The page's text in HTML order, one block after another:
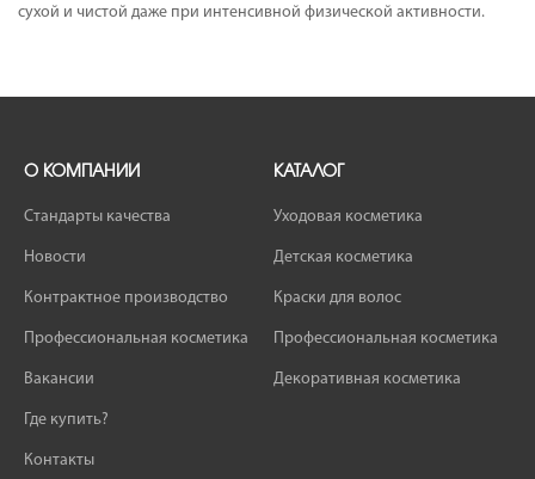
сухой и чистой даже при интенсивной физической активности.
О КОМПАНИИ
Стандарты качества
Новости
Контрактное производство
Профессиональная косметика
Вакансии
Где купить?
Контакты
КАТАЛОГ
Уходовая косметика
Детская косметика
Краски для волос
Профессиональная косметика
Декоративная косметика